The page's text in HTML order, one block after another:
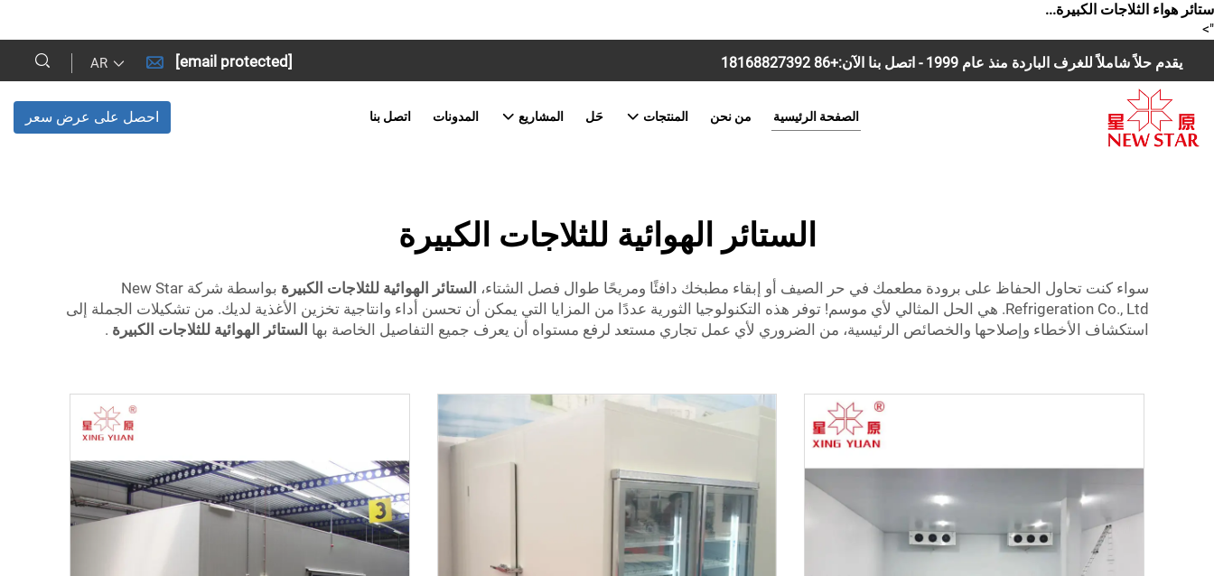
ستائر هواء الثلاجات الكبيرة...
">
يقدم حلاً شاملاً للغرف الباردة منذ عام 1999 - اتصل بنا الآن:
+86 18168827392
[email protected]
AR
الصفحة الرئيسية من نحن المنتجات حَل المشاريع المدونات اتصل بنا احصل على عرض سعر
الستائر الهوائية للثلاجات الكبيرة
سواء كنت تحاول الحفاظ على برودة مطعمك في حر الصيف أو إبقاء مطبخك دافئًا ومريحًا طوال فصل الشتاء، الستائر الهوائية للثلاجات الكبيرة
بواسطة شركة New Star
Refrigeration Co., Ltd. هي الحل المثالي لأي موسم! توفر هذه التكنولوجيا الثورية عددًا من المزايا التي يمكن أن تحسن أداء وانتاجية تخزين الأغذية لديك. من تشكيلات الجملة إلى
استكشاف الأخطاء وإصلاحها والخصائص الرئيسية، من الضروري لأي عمل تجاري مستعد لرفع مستواه أن يعرف جميع التفاصيل الخاصة بها الستائر الهوائية للثلاجات الكبيرة .